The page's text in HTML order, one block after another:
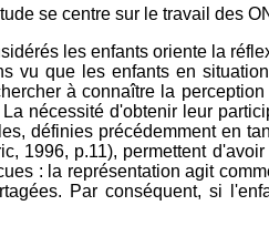
se centre sur le travail des
les enfants oriente la
vu que les enfants en
à connaître la
nécessité d'obtenir leur
définies précédemment en
1996, p.11), permettent
: la représentation agit
Par conséquent, si